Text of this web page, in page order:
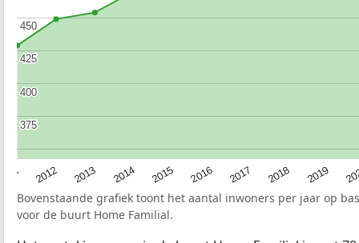
2012 2013 2014 2015 2016 2017 2018 2019
375
375
400
400
425
425
450
450
Bovenstaande grafiek toont het aantal inwoners per jaar op
voor de buurt Home Familial.